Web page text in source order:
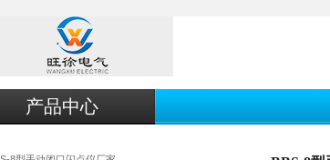
产品中心